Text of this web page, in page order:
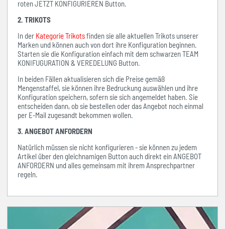
roten JETZT KONFIGURIEREN Button.
2. TRIKOTS
In der Kategorie Trikotsfinden sie alle aktuellen Trikots unserer
Marken und können auch von dort ihre Konfiguration beginnen.
Starten sie die Konfiguration einfach mit dem schwarzen TEAM
KONIFUGURATION & VEREDELUNG Button.
In beiden Fällen aktualisieren sich die Preise gemäß
Mengenstaffel, sie können ihre Bedruckung auswählen und ihre
Konfiguration speichern, sofern sie sich angemeldet haben. Sie
entscheiden dann, ob sie bestellen oder das Angebot noch einmal
per E-Mail zugesandt bekommen wollen.
3. ANGEBOT ANFORDERN
Natürlich müssen sie nicht konfigurieren - sie können zu jedem
Artikel über den gleichnamigen Button auch direkt ein ANGEBOT
ANFORDERN und alles gemeinsam mit ihrem Ansprechpartner
regeln.